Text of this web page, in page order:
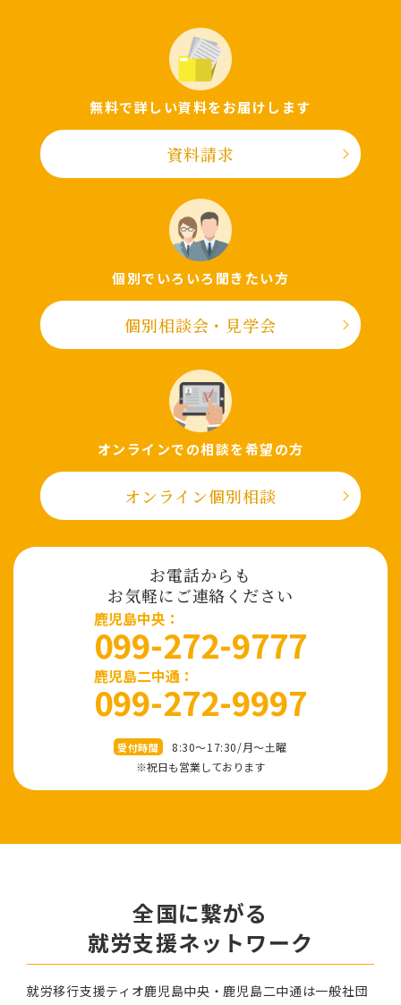
無料で詳しい資料をお届けします
資料請求
個別でいろいろ聞きたい⽅
個別相談会・⾒学会
オンラインでの相談を希望の⽅
オンライン個別相談
お電話からも
お気軽にご連絡ください
⿅児島中央：
099-272-9777
鹿児島二中通：
099-272-9997
受付時間
8:30～17:30/⽉〜⼟曜
※祝⽇も営業しております
全国に繋がる
就労⽀援ネットワーク
就労移⾏⽀援ティオ⿅児島中央・鹿児島二中通は⼀般社団